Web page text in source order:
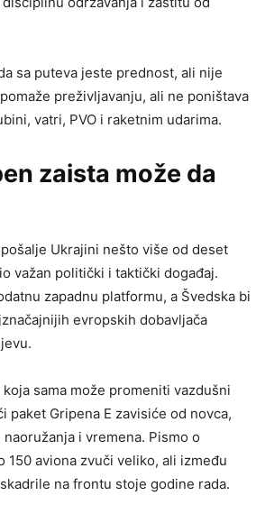
sa puteva jeste prednost, ali nije
preživljavanju, ali ne poništava
vatri, PVO i raketnim udarima.
zaista može da
Ukrajini nešto više od deset
važan politički i taktički događaj.
zapadnu platformu, a Švedska bi
evropskih dobavljača
sama može promeniti vazdušni
paket Gripena E zavisiće od novca,
i vremena. Pismo o
150 aviona zvuči veliko, ali između
na frontu stoje godine rada.